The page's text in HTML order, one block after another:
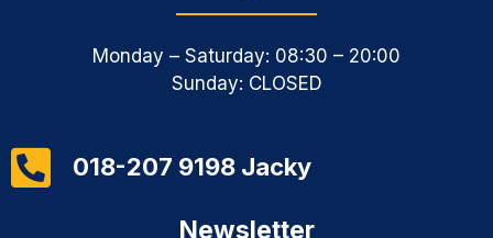
Monday – Saturday: 08:30 – 20:00
Sunday: CLOSED
018-207 9198 Jacky
Newsletter